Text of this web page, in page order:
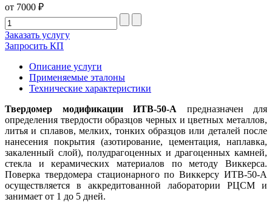
от 7000 ₽
Заказать услугу
Запросить КП
Описание услуги
Применяемые эталоны
Технические характеристики
Твердомер модификации ИТВ-50-А предназначен для
определения твердости образцов черных и цветных металлов,
литья и сплавов, мелких, тонких образцов или деталей после
нанесения покрытия (азотирование, цементация, наплавка,
закаленный слой), полудрагоценных и драгоценных камней,
стекла и керамических материалов по методу Виккерса.
Поверка твердомера стационарного по Виккерсу ИТВ-50-А
осуществляется в аккредитованной лаборатории РЦСМ и
занимает от 1 до 5 дней.